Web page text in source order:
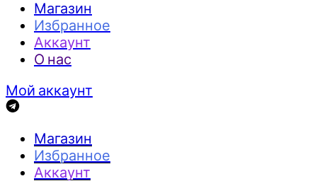
Магазин
Избранное
Аккаунт
О нас
Мой аккаунт
Магазин
Избранное
Аккаунт